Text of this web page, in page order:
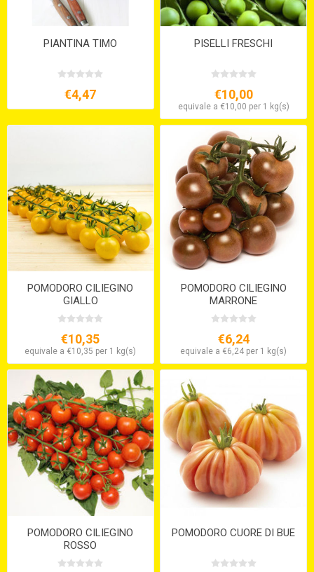
PIANTINA TIMO
€4,47
PISELLI FRESCHI
€10,00
equivale a €10,00 per 1 kg(s)
POMODORO CILIEGINO
GIALLO
€10,35
equivale a €10,35 per 1 kg(s)
POMODORO CILIEGINO
MARRONE
€6,24
equivale a €6,24 per 1 kg(s)
POMODORO CILIEGINO
ROSSO
POMODORO CUORE DI BUE